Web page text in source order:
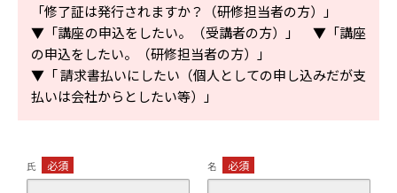
「修了証は発行されますか？（研修担当者の方）」
▼「講座の申込をしたい。（受講者の方）」
▼「講座
の申込をしたい。（研修担当者の方）」
▼「 請求書払いにしたい（個人としての申し込みだが支
払いは会社からとしたい等）」
氏 必須 名 必須